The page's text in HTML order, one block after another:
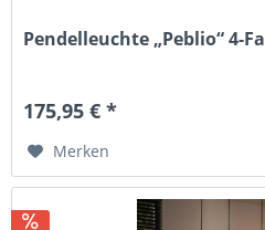
Pendelleuchte „Peblio“ 4-
175,95 € *
Merken